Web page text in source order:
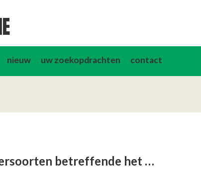
nieuw uw zoekopdrachten contact
Serie aantekeningen op uitlopende papiersoorten betreffende het regelen van materialen.